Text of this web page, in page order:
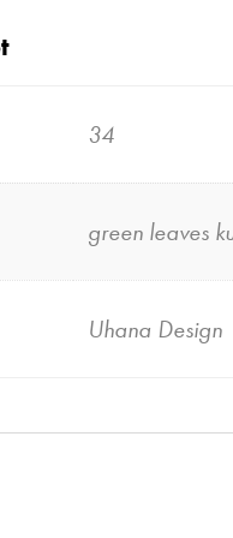
34
green leaves
Uhana Design